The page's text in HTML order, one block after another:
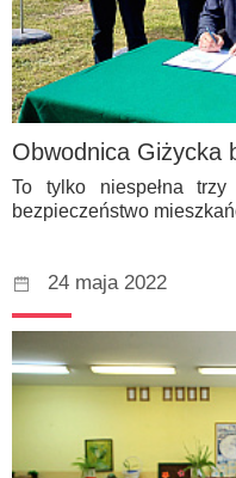
Obwodnica Giżycka
To tylko niespełna
bezpieczeństwo
24 maja 2022